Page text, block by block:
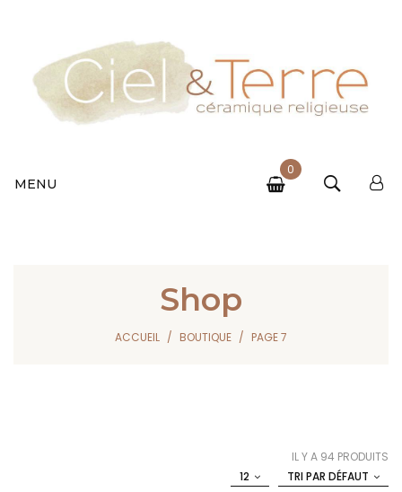
MENU
0
Shop
ACCUEIL BOUTIQUE PAGE 7
IL Y A 94 PRODUITS
TRI PAR DÉFAUT
12